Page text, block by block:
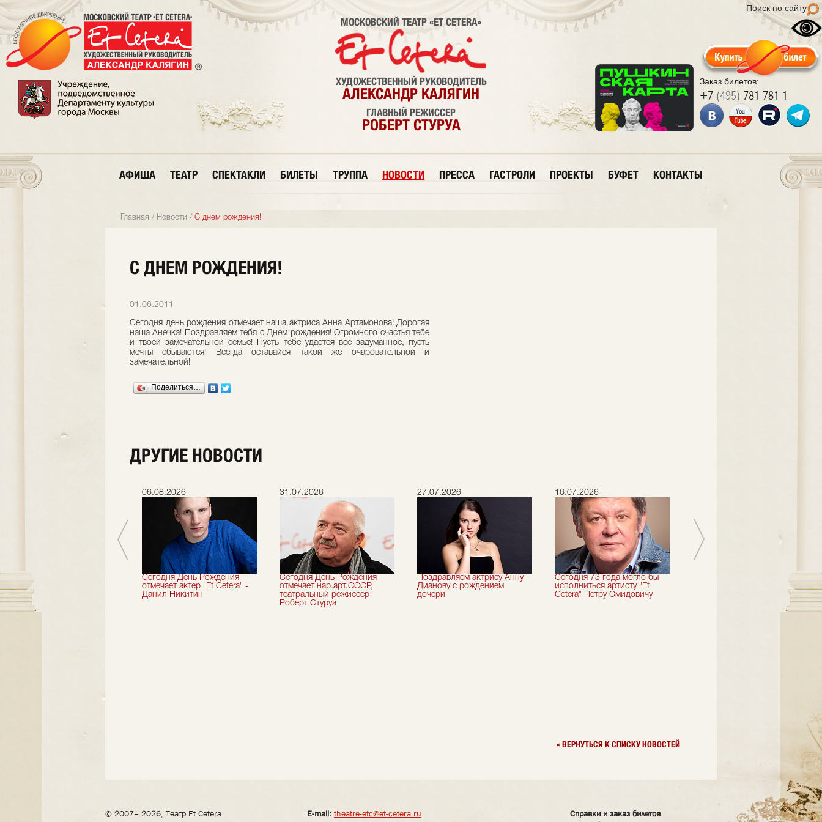
Поиск по сайту
Заказ билетов:
+7 (495) 781 781 1
МОСКОВСКИЙ ТЕАТР «ET CETERA»
ХУДОЖЕСТВЕННЫЙ РУКОВОДИТЕЛЬ
АЛЕКСАНДР КАЛЯГИН
ГЛАВНЫЙ РЕЖИССЕР
РОБЕРТ СТУРУА
АФИША ТЕАТР СПЕКТАКЛИ БИЛЕТЫ ТРУППА НОВОСТИ ПРЕССА ГАСТРОЛИ ПРОЕКТЫ БУФЕТ КОНТАКТЫ
Главная / Новости / С днем рождения!
С ДНЕМ РОЖДЕНИЯ!
01.06.2011
Сегодня день рождения отмечает наша актриса Анна Артамонова! Дорогая
наша Анечка! Поздравляем тебя с Днем рождения! Огромного счастья тебе
и твоей замечательной семье! Пусть тебе удается все задуманное, пусть
мечты сбываются! Всегда оставайся такой же очаровательной и
замечательной!
Поделиться…
ДРУГИЕ НОВОСТИ
театральный сезон!
06.08.2026
Сегодня День Рождения
отмечает актер "Et Cetera" -
Данил Никитин
31.07.2026
Сегодня День Рождения
отмечает нар.арт.СССР,
театральный режиссер
Роберт Стуруа
27.07.2026
Поздравляем актрису Анну
Дианову с рождением
дочери
16.07.2026
Сегодня 73 года могло бы
исполниться артисту "Et
Cetera" Петру Смидовичу
отмечает актер "Et Cetera" -
« ВЕРНУТЬСЯ К СПИСКУ НОВОСТЕЙ
© 2007– 2026, Театр Et Cetera E-mail: theatre-etc@et-cetera.ru
Справки и заказ билетов